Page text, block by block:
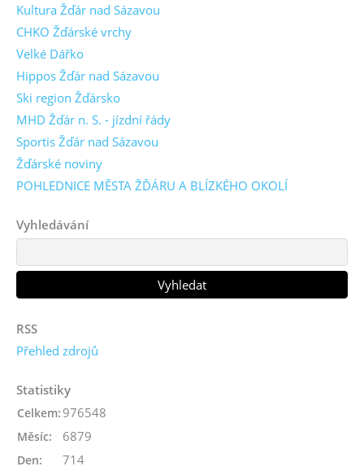
Kultura Žďár nad Sázavou
CHKO Žďárské vrchy
Velké Dářko
Hippos Žďár nad Sázavou
Ski region Žďársko
MHD Žďár n. S. - jízdní řády
Sportis Žďár nad Sázavou
Žďárské noviny
POHLEDNICE MĚSTA ŽĎÁRU A BLÍZKÉHO OKOLÍ
Vyhledávání
RSS
Přehled zdrojů
Statistiky
Celkem: 976548
Měsíc: 6879
Den: 714